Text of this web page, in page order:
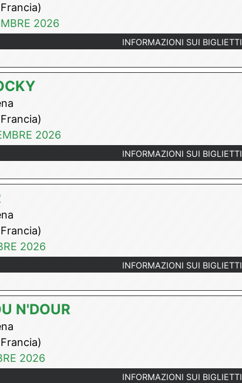
2026
INFORMAZIONI SUI BIGLIETTI
2026
INFORMAZIONI SUI BIGLIETTI
2026
INFORMAZIONI SUI BIGLIETTI
N'DOUR
2026
INFORMAZIONI SUI BIGLIETTI